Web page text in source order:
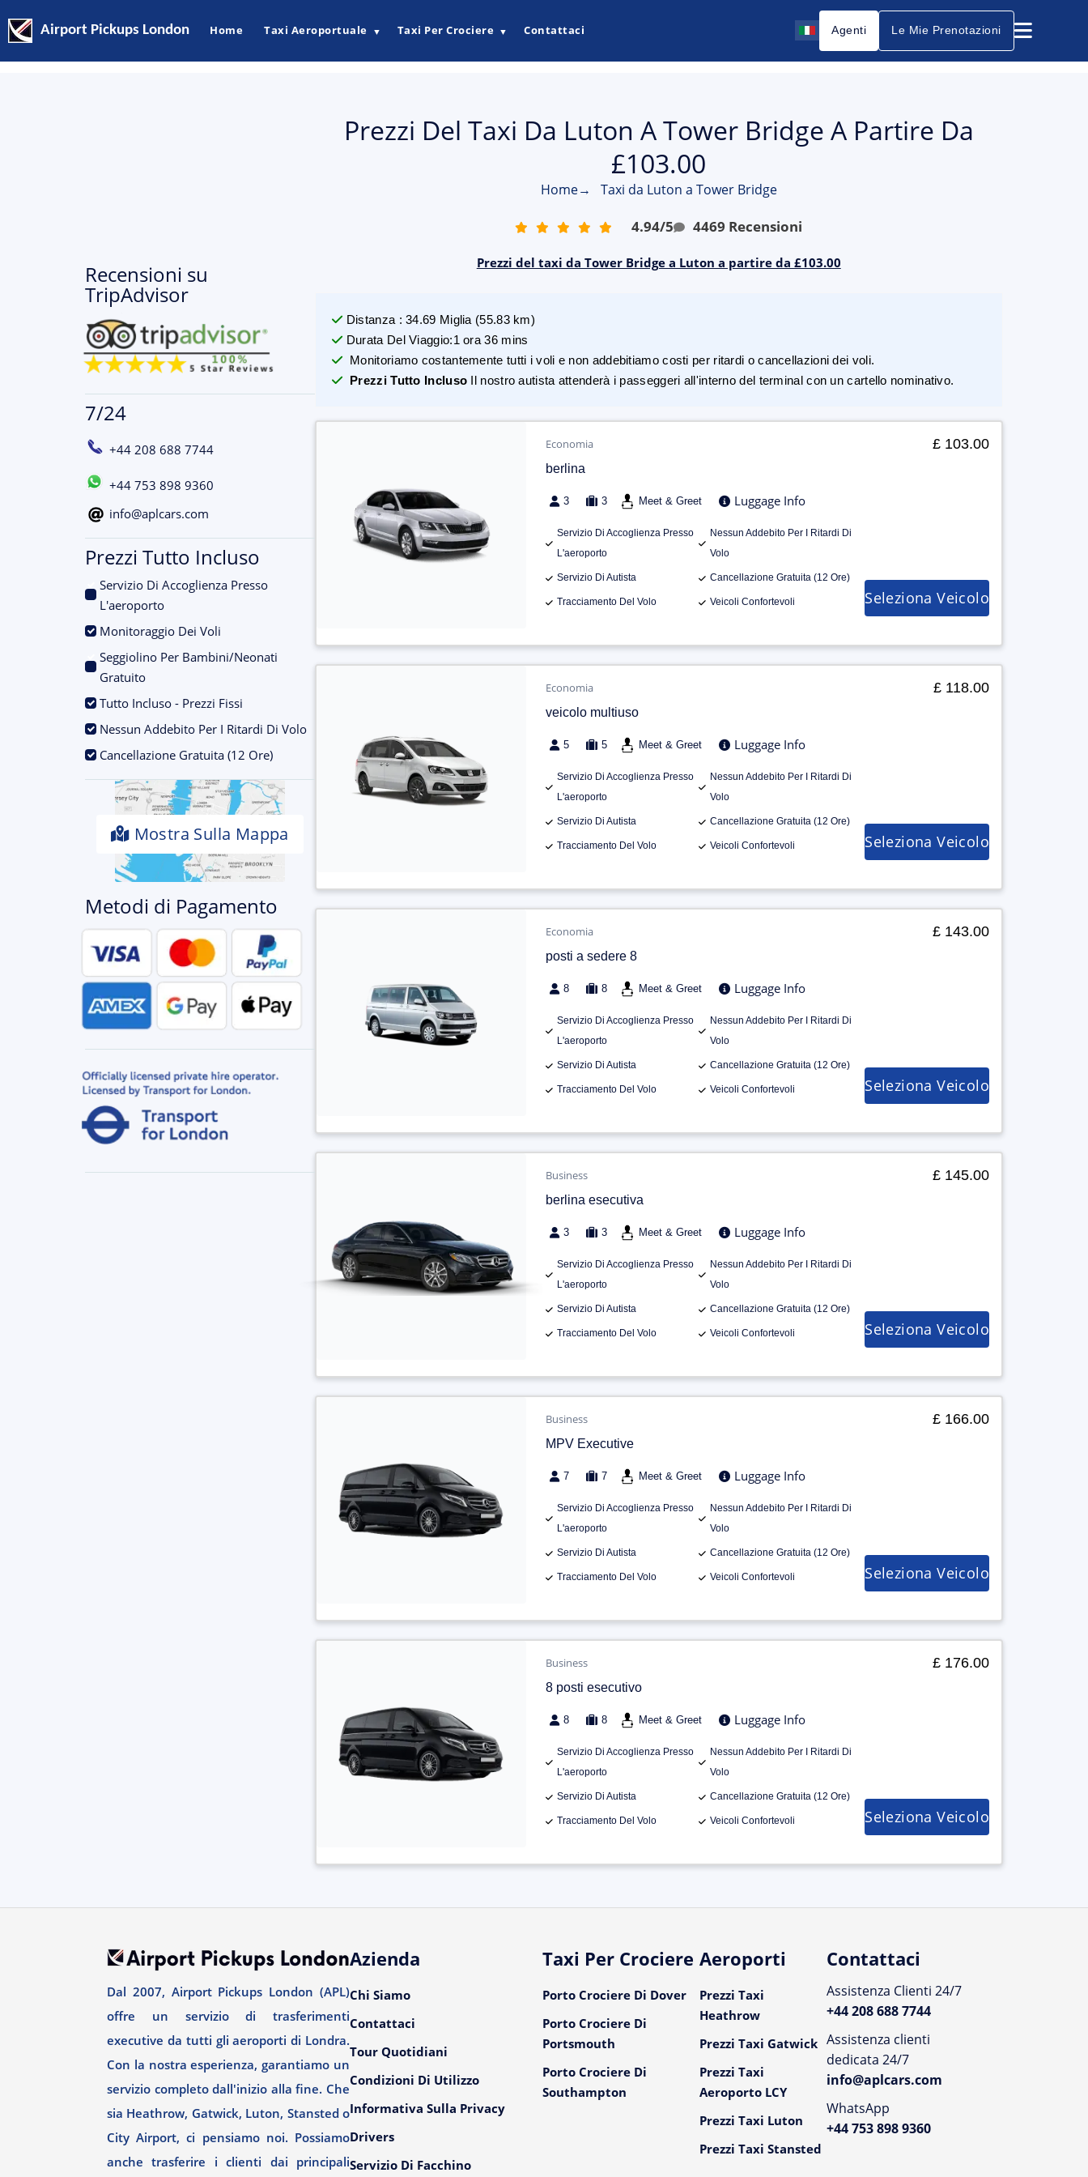
Airport Pickups London Home Taxi Aeroportuale ▼ Taxi Per Crociere ▼ Contattaci Agenti Le Mie Prenotazioni
Recensioni su
TripAdvisor
7/24
+44 208 688 7744
+44 753 898 9360
info@aplcars.com
Prezzi Tutto Incluso
Servizio Di Accoglienza Presso
L'aeroporto
Monitoraggio Dei Voli
Seggiolino Per Bambini/Neonati
Gratuito
Tutto Incluso - Prezzi Fissi
Nessun Addebito Per I Ritardi Di Volo
Cancellazione Gratuita (12 Ore)
Mostra Sulla Mappa
Metodi di Pagamento
Prezzi Del Taxi Da Luton A Tower Bridge A Partire Da
£103.00
Home→ Taxi da Luton a Tower Bridge
4.94/5 4469 Recensioni
Prezzi del taxi da Tower Bridge a Luton a partire da £103.00
Distanza :34.69 Miglia (55.83km)
Durata Del Viaggio:1 ora 36 mins
Monitoriamo costantemente tutti i voli e non addebitiamo costi per ritardi o cancellazioni dei voli.
Prezzi Tutto Incluso Il nostro autista attenderà i passeggeri all'interno del terminal con un cartello nominativo.
Economia
berlina
3 3 Meet & Greet Luggage Info
Servizio Di Accoglienza Presso
L'aeroporto
Nessun Addebito Per I Ritardi Di
Volo
Servizio Di Autista Cancellazione Gratuita (12 Ore)
Tracciamento Del Volo Veicoli Confortevoli
£ 103.00
Seleziona Veicolo
Economia
veicolo multiuso
5 5 Meet & Greet Luggage Info
Servizio Di Accoglienza Presso
L'aeroporto
Nessun Addebito Per I Ritardi Di
Volo
Servizio Di Autista Cancellazione Gratuita (12 Ore)
Tracciamento Del Volo Veicoli Confortevoli
£ 118.00
Seleziona Veicolo
Economia
posti a sedere 8
8 8 Meet & Greet Luggage Info
Servizio Di Accoglienza Presso
L'aeroporto
Nessun Addebito Per I Ritardi Di
Volo
Servizio Di Autista Cancellazione Gratuita (12 Ore)
Tracciamento Del Volo Veicoli Confortevoli
£ 143.00
Seleziona Veicolo
Business
berlina esecutiva
3 3 Meet & Greet Luggage Info
Servizio Di Accoglienza Presso
L'aeroporto
Nessun Addebito Per I Ritardi Di
Volo
Servizio Di Autista Cancellazione Gratuita (12 Ore)
Tracciamento Del Volo Veicoli Confortevoli
£ 145.00
Seleziona Veicolo
Business
MPV Executive
7 7 Meet & Greet Luggage Info
Servizio Di Accoglienza Presso
L'aeroporto
Nessun Addebito Per I Ritardi Di
Volo
Servizio Di Autista Cancellazione Gratuita (12 Ore)
Tracciamento Del Volo Veicoli Confortevoli
£ 166.00
Seleziona Veicolo
Business
8 posti esecutivo
8 8 Meet & Greet Luggage Info
Servizio Di Accoglienza Presso
L'aeroporto
Nessun Addebito Per I Ritardi Di
Volo
Servizio Di Autista Cancellazione Gratuita (12 Ore)
Tracciamento Del Volo Veicoli Confortevoli
£ 176.00
Seleziona Veicolo
Dal 2007, Airport Pickups London (APL)
offre un servizio di trasferimenti
executive da tutti gli aeroporti di Londra.
Con la nostra esperienza, garantiamo un
servizio completo dall'inizio alla fine. Che
sia Heathrow, Gatwick, Luton, Stansted o
City Airport, ci pensiamo noi. Possiamo
anche trasferire i clienti dai principali
Azienda
Chi Siamo
Contattaci
Tour Quotidiani
Condizioni Di Utilizzo
Informativa Sulla Privacy
Drivers
Servizio Di Facchino
Taxi Per Crociere
Porto Crociere Di Dover
Porto Crociere Di
Portsmouth
Porto Crociere Di
Southampton
Aeroporti
Prezzi Taxi
Heathrow
Prezzi Taxi Gatwick
Prezzi Taxi
Aeroporto LCY
Prezzi Taxi Luton
Prezzi Taxi Stansted
Contattaci
Assistenza Clienti 24/7
+44 208 688 7744
Assistenza clienti
dedicata 24/7
info@aplcars.com
WhatsApp
+44 753 898 9360